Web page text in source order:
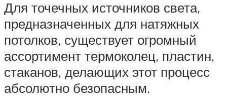
Для точечных источников света,
предназначенных для натяжных
потолков, существует огромный
ассортимент термоколец, пластин,
стаканов, делающих этот процесс
абсолютно безопасным.